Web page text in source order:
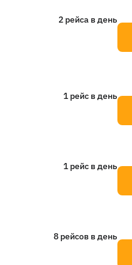
2 рейсa в день
1 рейс в день
1 рейс в день
8 рейсов в день